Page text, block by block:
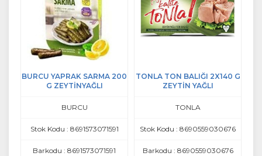
BURCU YAPRAK SARMA 200
G ZEYTİNYAĞLI
BURCU
Stok Kodu : 8691573071591
Barkodu : 8691573071591
TONLA TON BALIĞI 2X140 G
ZEYTİN YAĞLI
TONLA
Stok Kodu : 8690559030676
Barkodu : 8690559030676